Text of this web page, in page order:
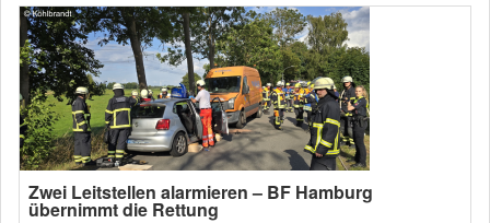
Zwei Leitstellen alarmieren – BF Hamburg
übernimmt die Rettung